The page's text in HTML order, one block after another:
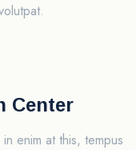
Center
enim at this, tempus